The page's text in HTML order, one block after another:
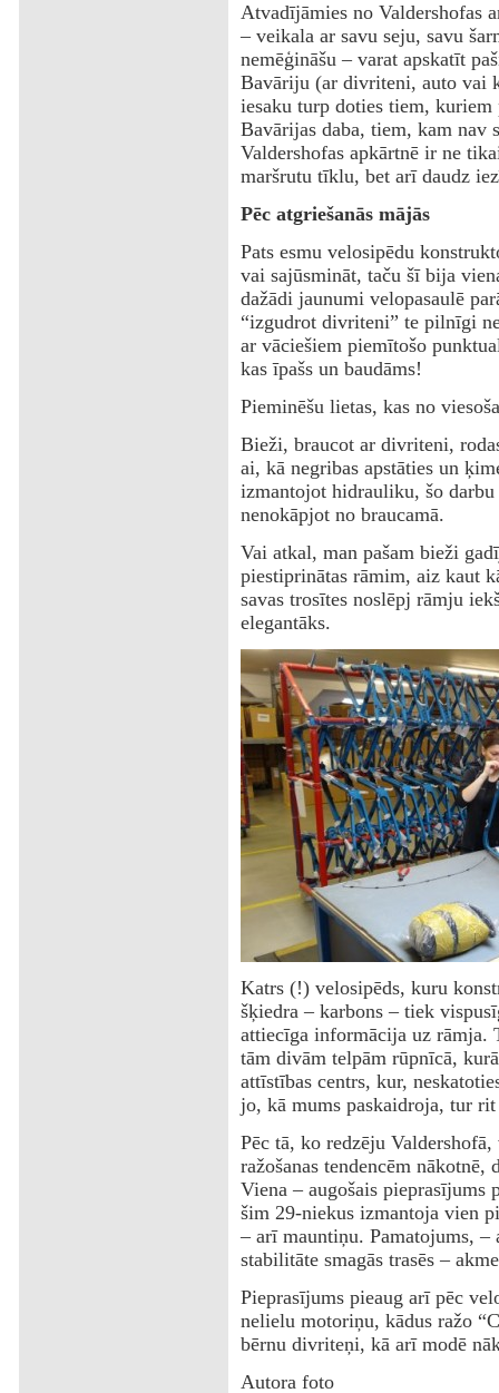
Atvadījāmies no Valdershofas
– veikala ar savu seju, savu
nemēģināšu – varat apskatīt
Bavāriju (ar divriteni, auto vai
iesaku turp doties tiem,
Bavārijas daba, tiem, kam nav
Valdershofas apkārtnē ir ne
maršrutu tīklu, bet arī daudz
Pēc atgriešanās mājās
Pats esmu velosipēdu
vai sajūsmināt, taču šī bija
dažādi jaunumi velopasaulē
“izgudrot divriteni” te pilnīgi
ar vāciešiem piemītošo
kas īpašs un baudāms!
Pieminēšu lietas, kas no
Bieži, braucot ar divriteni,
ai, kā negribas apstāties un
izmantojot hidrauliku, šo
nenokāpjot no braucamā.
Vai atkal, man pašam bieži
piestiprinātas rāmim, aiz kaut
savas trosītes noslēpj rāmju
elegantāks.
Katrs (!) velosipēds, kuru
šķiedra – karbons – tiek
attiecīga informācija uz rāmja.
tām divām telpām rūpnīcā,
attīstības centrs, kur,
jo, kā mums paskaidroja, tur
Pēc tā, ko redzēju
ražošanas tendencēm nākotnē,
Viena – augošais
šim 29-niekus izmantoja vien
– arī mauntiņu. Pamatojums,
stabilitāte smagās trasēs –
Pieprasījums pieaug arī pēc
nelielu motoriņu, kādus ražo
bērnu divriteņi, kā arī modē
Autora foto